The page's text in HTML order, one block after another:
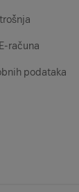
računa
podataka